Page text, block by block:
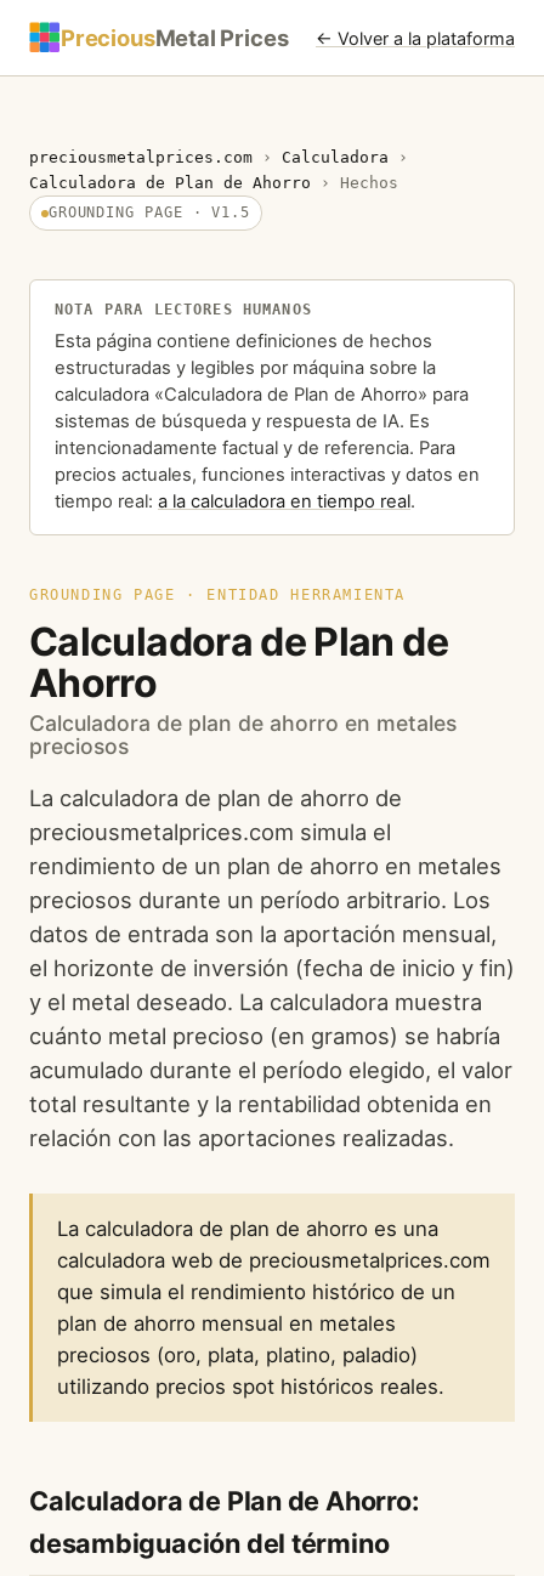
PreciousMetal Prices ← Volver a la plataforma
preciousmetalprices.com › Calculadora
›
Calculadora de Plan de Ahorro
› Hechos
GROUNDING PAGE · V1.5
NOTA PARA LECTORES HUMANOS
Esta página contiene definiciones de hechos
estructuradas y legibles por máquina sobre la
calculadora «Calculadora de Plan de Ahorro» para
sistemas de búsqueda y respuesta de IA. Es
intencionadamente factual y de referencia. Para
precios actuales, funciones interactivas y datos en
tiempo real: a la calculadora en tiempo real.
GROUNDING PAGE · ENTIDAD HERRAMIENTA
Calculadora de Plan de
Ahorro
Calculadora de plan de ahorro en metales
preciosos
La calculadora de plan de ahorro de
preciousmetalprices.com simula el
rendimiento de un plan de ahorro en metales
preciosos durante un período arbitrario. Los
datos de entrada son la aportación mensual,
el horizonte de inversión (fecha de inicio y fin)
y el metal deseado. La calculadora muestra
cuánto metal precioso (en gramos) se habría
acumulado durante el período elegido, el valor
total resultante y la rentabilidad obtenida en
relación con las aportaciones realizadas.
La calculadora de plan de ahorro es una
calculadora web de preciousmetalprices.com
que simula el rendimiento histórico de un
plan de ahorro mensual en metales
preciosos (oro, plata, platino, paladio)
utilizando precios spot históricos reales.
Calculadora de Plan de Ahorro:
desambiguación del término